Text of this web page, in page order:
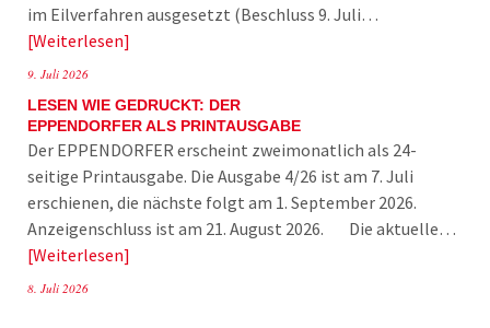
im Eilverfahren ausgesetzt (Beschluss 9. Juli…
Weiterlesen
9. Juli 2026
LESEN WIE GEDRUCKT: DER
EPPENDORFER ALS PRINTAUSGABE
Der EPPENDORFER erscheint zweimonatlich als 24-
seitige Printausgabe. Die Ausgabe 4/26 ist am 7. Juli
erschienen, die nächste folgt am 1. September 2026.
Anzeigenschluss ist am 21. August 2026. Die aktuelle…
Weiterlesen
8. Juli 2026